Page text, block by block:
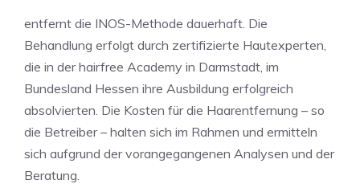
entfernt die INOS-Methode dauerhaft. Die
Behandlung erfolgt durch zertifizierte Hautexperten,
die in der hairfree Academy in Darmstadt, im
Bundesland Hessen ihre Ausbildung erfolgreich
absolvierten. Die Kosten für die Haarentfernung – so
die Betreiber – halten sich im Rahmen und ermitteln
sich aufgrund der vorangegangenen Analysen und der
Beratung.